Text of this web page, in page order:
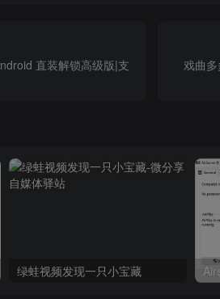
直装解锁高级版|支
戏曲
绿蛙视频发现一只小宝藏